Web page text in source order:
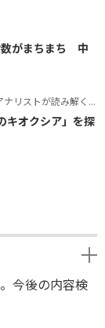
数がまちまち 中
が読み解くテーマの本質
キオクシア」を探
今後の内容検